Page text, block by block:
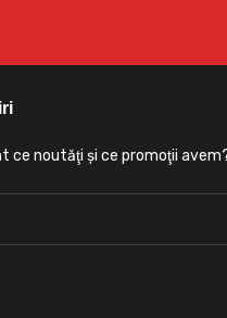
ce noutăţi şi ce promoţii